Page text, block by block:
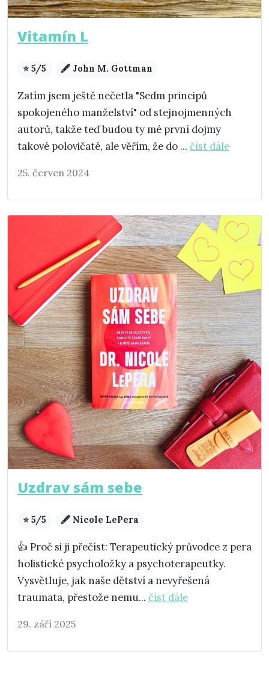
Vitamín L
⭐ 5/5 🖋️ John M. Gottman
Zatím jsem ještě nečetla "Sedm principů
spokojeného manželství" od stejnojmenných
autorů, takže teď budou ty mé první dojmy
takové polovičaté, ale věřím, že do ... číst dále
25. červen 2024
Uzdrav sám sebe
⭐ 5/5 🖋️ Nicole LePera
👍 Proč si ji přečíst: Terapeutický průvodce z pera
holistické psycholožky a psychoterapeutky.
Vysvětluje, jak naše dětství a nevyřešená
traumata, přestože nemu... číst dále
29. září 2025